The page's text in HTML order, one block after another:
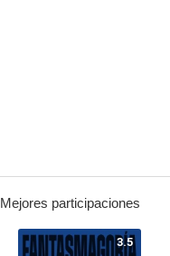
Mejores participaciones
3.5